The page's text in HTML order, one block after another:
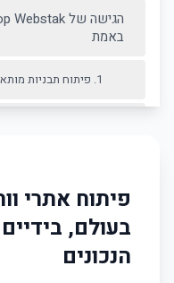
באמת
1. פיתוח תבניות מותאמות אישית מאפס
4. אופטימיזציה אובססיבית למהירות
שירותי תחזוקה ותמיכה
פיתוח אתרי
בעולם,
הנכונים